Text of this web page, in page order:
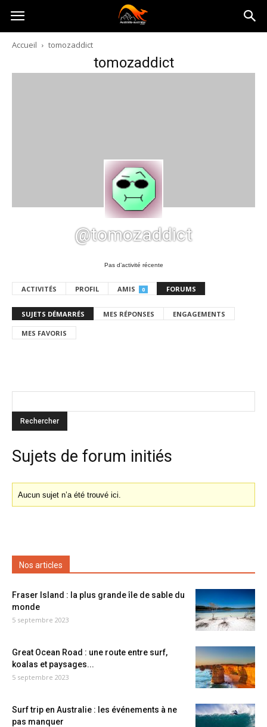
Australia-
australie.com
Accueil tomozaddict
tomozaddict
@tomozaddict
Pas d’activité récente
ACTIVITÉS PROFIL AMIS 0 FORUMS
SUJETS DÉMARRÉS MES RÉPONSES ENGAGEMENTS
MES FAVORIS
Sujets de forum initiés
Aucun sujet n’a été trouvé ici.
Nos articles
Fraser Island : la plus grande île de sable du
monde
5 septembre 2023
Great Ocean Road : une route entre surf,
koalas et paysages...
5 septembre 2023
Surf trip en Australie : les événements à ne
pas manquer